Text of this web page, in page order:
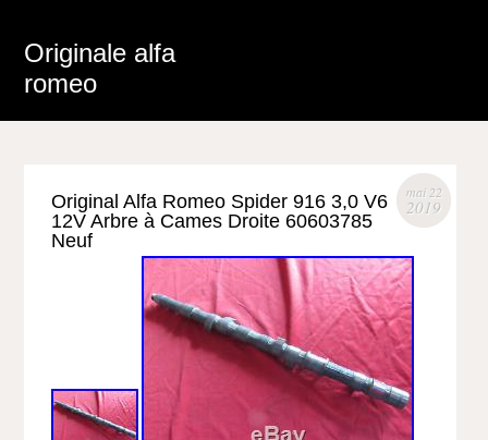
Originale alfa
romeo
mai 22
2019
Original Alfa Romeo Spider 916 3,0 V6
12V Arbre à Cames Droite 60603785
Neuf